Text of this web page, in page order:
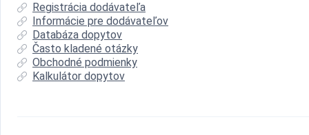
Registrácia dodávateľa
Informácie pre dodávateľov
Databáza dopytov
Často kladené otázky
Obchodné podmienky
Kalkulátor dopytov